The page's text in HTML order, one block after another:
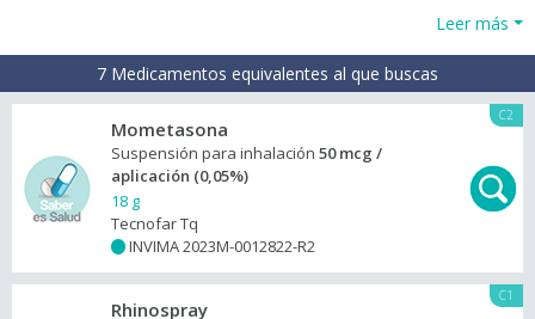
Leer más
7 Medicamentos equivalentes al que buscas
C2
Mometasona
Suspensión para inhalación 50 mcg /
aplicación (0,05%)
18 g
Tecnofar Tq
INVIMA 2023M-0012822-R2
C1
Rhinospray